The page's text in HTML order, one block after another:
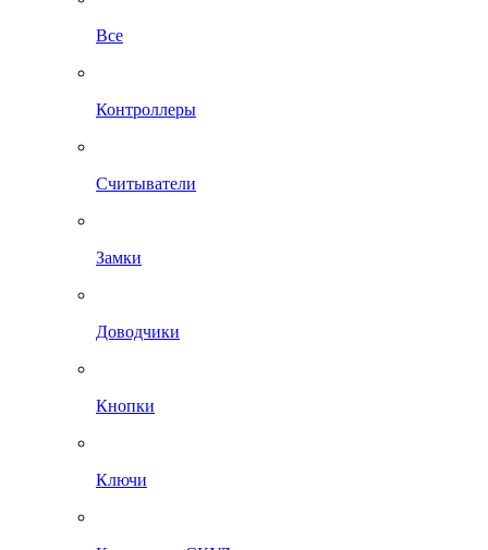
Все
Контроллеры
Считыватели
Замки
Доводчики
Кнопки
Ключи